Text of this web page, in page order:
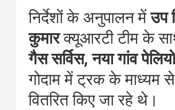
निर्देशों के अनुपालन मेंउप
कुमारक्यूआरटी टीम के
गैस सर्विस, नया गांव
गोदाम में ट्रक के माध्यम
वितरित किए जा रहे थे।